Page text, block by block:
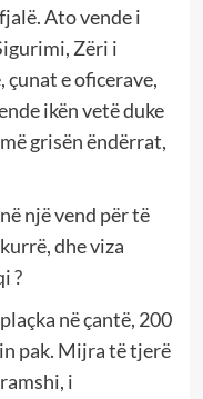
Ato vende i
Zëri i
e oficerave,
ikën vetë duke
grisën ëndërrat,
një vend për të
dhe viza
?
në çantë, 200
pak. Mijra të tjerë
i